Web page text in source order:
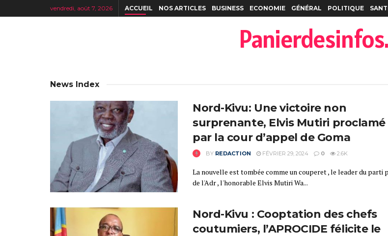
vendredi, août 7, 2026 ACCUEIL NOS ARTICLES BUSINESS ECONOMIE GÉNÉRAL POLITIQUE
News Index
Nord-Kivu: Une victoire non
surprenante, Elvis Mutiri proclamé
par la cour d’appel de Goma
BY REDACTION FÉVRIER 29, 2024 0 2.6K
La nouvelle est tombée comme un couperet , le leader du parti
de l'Adr , l'honorable Elvis Mutiri Wa...
Nord-Kivu : Cooptation des chefs
coutumiers, l’APROCIDE félicite le